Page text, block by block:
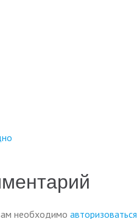
необходимо авторизоваться